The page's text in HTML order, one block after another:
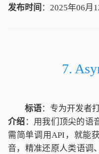
发布时间 ：2025年06月
7.
标语：专为开发者
介绍 ：用我们顶尖的语
需简单调用API，就能
音，精准还原人类语调